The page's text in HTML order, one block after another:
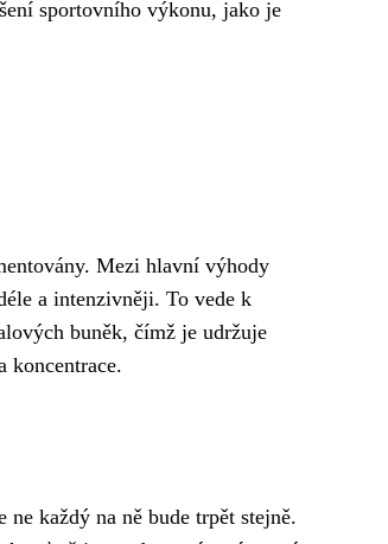
sportovního výkonu, jako je
Mezi hlavní výhody
a intenzivněji. To vede k
buněk, čímž je udržuje
každý na ně bude trpět stejně.